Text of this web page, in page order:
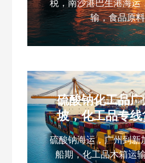
税，南沙港巴生港海运
输，食品原
硫酸钠化工品
坡，化工品专
硫酸钠海运，广州到新
船期，化工品木箱运